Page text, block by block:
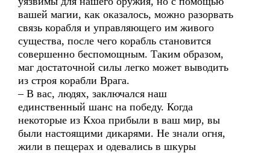
вашей магии, как оказалось, можно разорвать
связь корабля и управляющего им живого
существа, после чего корабль становится
совершенно беспомощным. Таким образом,
маг достаточной силы легко может выводить
из строя корабли Врага.
– В вас, людях, заключался наш
единственный шанс на победу. Когда
некоторые из Кхоа прибыли в ваш мир, вы
были настоящими дикарями. Не знали огня,
жили в пещерах и одевались в шкуры